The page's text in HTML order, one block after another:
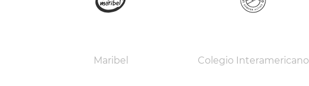
Maribel Colegio Interamericano